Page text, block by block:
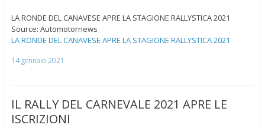
LA RONDE DEL CANAVESE APRE LA STAGIONE RALLYSTICA 2021
Source: Automotornews
LA RONDE DEL CANAVESE APRE LA STAGIONE RALLYSTICA 2021
14 gennaio 2021
IL RALLY DEL CARNEVALE 2021 APRE LE
ISCRIZIONI